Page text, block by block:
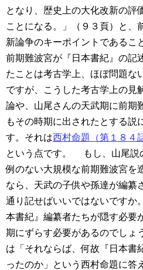
となり、歴史上の大化改新の評
ことになる。」（９３頁）と、
新論争のキーポイントであるこ
前期難波宮が『日本書紀』の記
たことは考古学上、ほぼ問題な
ですが、こうした考古学上の見
論や、山尾さんの天武期に前期
もその時期に出されたとする説
す。それは西村命題（第１８４
という点です。
もし、山尾説
例のない大規模な前期難波宮を
なら、天武の子供や孫達が編纂
通り記せばいいではないですか
本書紀』編纂者たちが隠す必要
期にずらす必要があるのでしょ
は「それならば、何故『日本書
ったのか」という西村命題に答